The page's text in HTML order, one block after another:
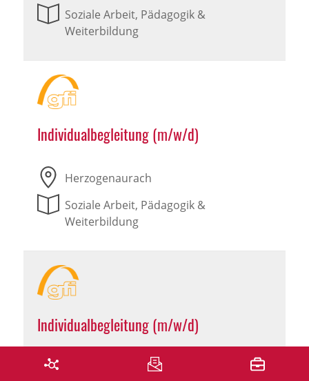
Soziale Arbeit, Pädagogik &
Weiterbildung
Individualbegleitung (m/w/d)
Herzogenaurach
Soziale Arbeit, Pädagogik &
Weiterbildung
Individualbegleitung (m/w/d)